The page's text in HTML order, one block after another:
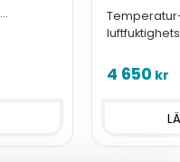
4 650 kr